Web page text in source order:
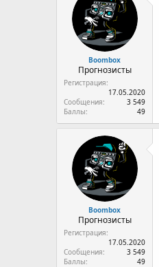
Boombox
Прогнозисты
Регистрация
17.05.2020
Сообщения
3 549
Баллы
49
Boombox
Прогнозисты
Регистрация
17.05.2020
Сообщения
3 549
Баллы
49